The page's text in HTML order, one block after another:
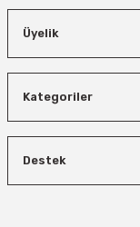
Üyelik
Kategoriler
Destek